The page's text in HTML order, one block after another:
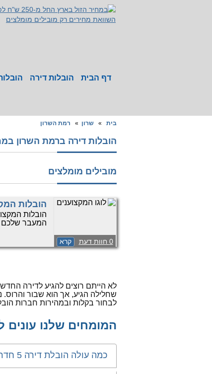
דף הבית הובלות דירה
בית » שרון » רמת השרון
הובלות דירה ברמת השרון במחיר
מובילים מומלצים
0 חוות דעת קרא
הובלות
הובלות
המעבר שלכם
מעבר לכך,
לא הייתם רוצים להגיע לדירה
שחלילה הגיע, אך הוא שבור והרוס.
לבחור בקלות ובמהירות חברות
המומחים שלנו
כמה עולה הובלת דירה 5 חדרים ברמת השרון?